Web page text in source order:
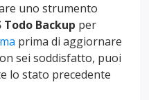
uno strumento
Todo Backup per
prima di aggiornare
sei soddisfatto, puoi
lo stato precedente